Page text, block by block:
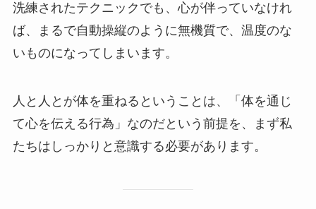
洗練されたテクニックでも、心が伴っていなけれ
ば、まるで自動操縦のように無機質で、温度のな
いものになってしまいます。
人と人とが体を重ねるということは、「体を通じ
て心を伝える行為」なのだという前提を、まず私
たちはしっかりと意識する必要があります。